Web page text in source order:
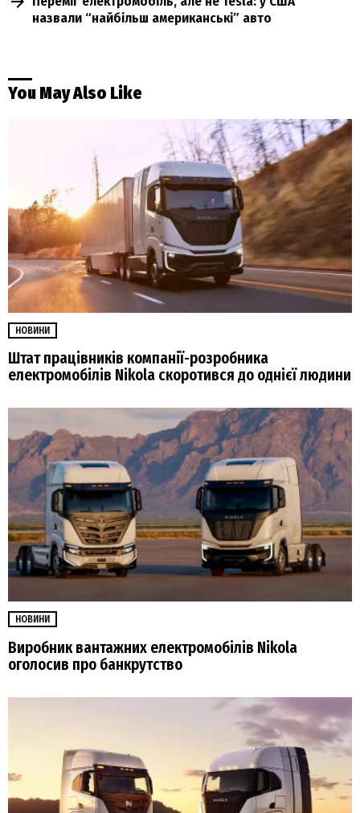
назвали “найбільш американські” авто
You May Also Like
НОВИНИ
Штат працівників компанії-розробника
електромобілів Nikola скоротився до однієї людини
НОВИНИ
Виробник вантажних електромобілів Nikola
оголосив про банкрутство